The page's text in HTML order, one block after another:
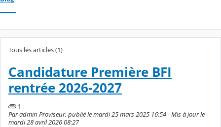
Tous les articles (1)
Candidature Première BFI
rentrée 2026-2027
1
Par admin Proviseur, publié le mardi 25 mars 2025 16:54 - Mis à jour le
mardi 28 avril 2026 08:27